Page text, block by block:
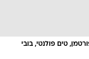
טים פולנטי, בובי